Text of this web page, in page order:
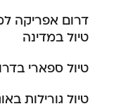
דרום אפריקה
טיול במדינה
טיול ספארי
טיול גורילות